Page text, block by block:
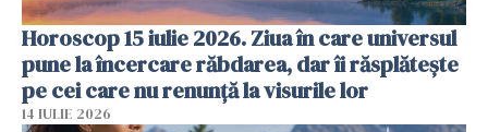
Horoscop 15 iulie 2026. Ziua în care universul
pune la încercare răbdarea, dar îi răsplătește
pe cei care nu renunță la visurile lor
14 IULIE 2026